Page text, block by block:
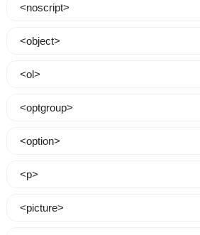
<noscript>
<object>
<ol>
<optgroup>
<option>
<p>
<picture>